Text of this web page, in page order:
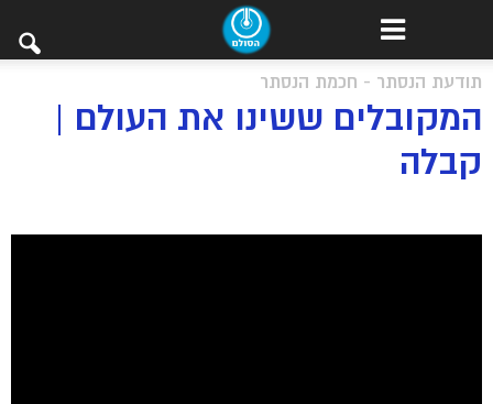
תודעת הנסתר - חכמת הנסתר
המקובלים ששינו את העולם |
קבלה